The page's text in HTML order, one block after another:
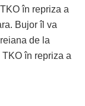
în repriza a
Bujor îl va
de la
în repriza a